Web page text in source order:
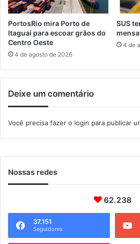
’g
i
c
o
s
a
p
o
d
ç
ã
n
PortosRio mira Porto de
Itaguaí para escoar grãos do
Centro Oeste
4 de agosto de 2026
SUS
4 de
Deixe um comentário
Você precisa fazer o login para publicar
Nossas redes
62.238
37.151
Seguidores